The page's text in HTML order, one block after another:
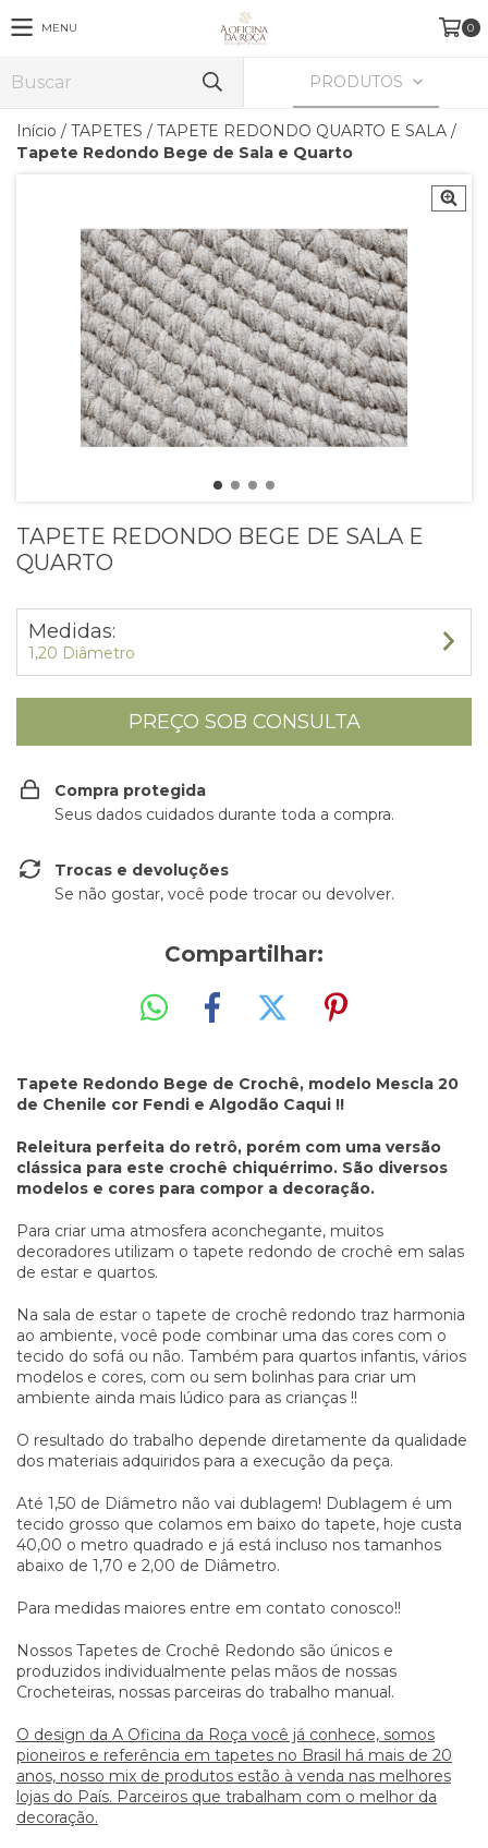
MENU 0
PRODUTOS
Início / TAPETES / TAPETE REDONDO QUARTO E SALA /
Tapete Redondo Bege de Sala e Quarto
TAPETE REDONDO BEGE DE SALA E
QUARTO
Medidas:
1,20 Diâmetro
Compra protegida
Seus dados cuidados durante toda a compra.
Trocas e devoluções
Se não gostar, você pode trocar ou devolver.
Compartilhar:
Tapete Redondo Bege de Crochê, modelo Mescla 20
de Chenile cor Fendi e Algodão Caqui !!
Releitura perfeita do retrô, porém com uma versão
clássica para este crochê chiquérrimo. São diversos
modelos e cores para compor a decoração.
Para criar uma atmosfera aconchegante, muitos
decoradores utilizam o tapete redondo de crochê em salas
de estar e quartos.
Na sala de estar o tapete de crochê redondo traz harmonia
ao ambiente, você pode combinar uma das cores com o
tecido do sofá ou não. Também para quartos infantis, vários
modelos e cores, com ou sem bolinhas para criar um
ambiente ainda mais lúdico para as crianças !!
O resultado do trabalho depende diretamente da qualidade
dos materiais adquiridos para a execução da peça.
Até 1,50 de Diâmetro não vai dublagem! Dublagem é um
tecido grosso que colamos em baixo do tapete, hoje custa
40,00 o metro quadrado e já está incluso nos tamanhos
abaixo de 1,70 e 2,00 de Diâmetro.
Para medidas maiores entre em contato conosco!!
Nossos Tapetes de Crochê Redondo são únicos e
produzidos individualmente pelas mãos de nossas
Crocheteiras, nossas parceiras do trabalho manual.
O design da A Oficina da Roça você já conhece, somos
pioneiros e referência em tapetes no Brasil há mais de 20
anos, nosso mix de produtos estão à venda nas melhores
lojas do País. Parceiros que trabalham com o melhor da
decoração.